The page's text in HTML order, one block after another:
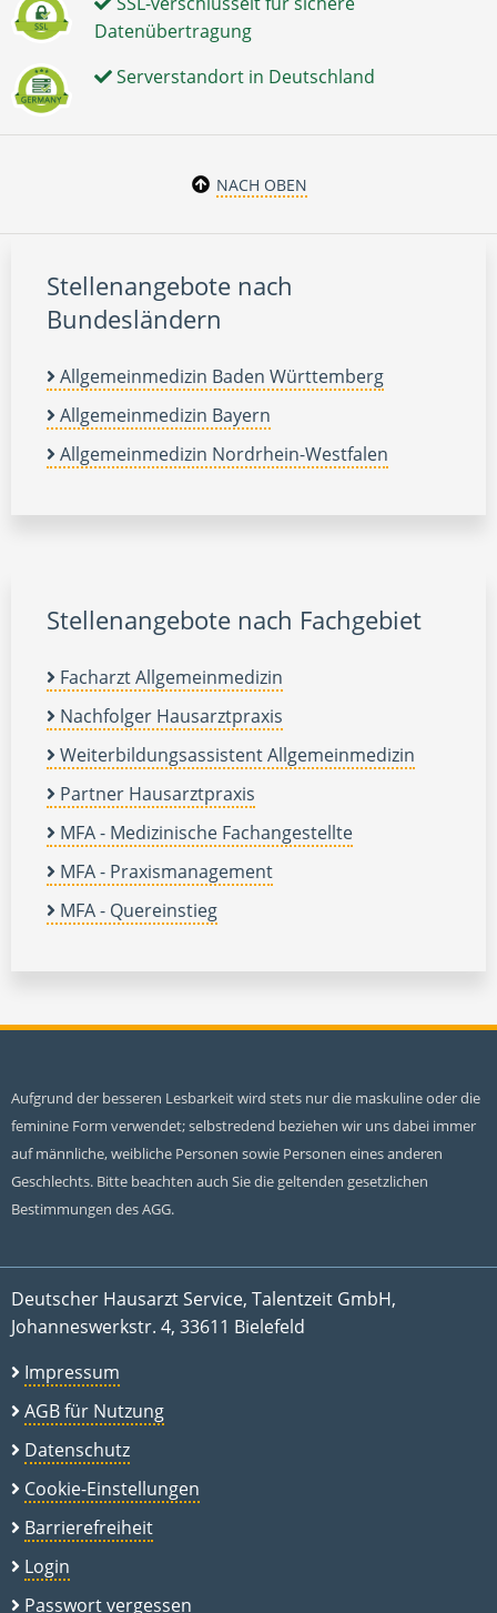
Datenübertragung
Serverstandort in Deutschland
NACH OBEN
Stellenangebote nach
Bundesländern
Allgemeinmedizin Baden Württemberg
Allgemeinmedizin Bayern
Allgemeinmedizin Nordrhein-Westfalen
Stellenangebote nach Fachgebiet
Facharzt Allgemeinmedizin
Nachfolger Hausarztpraxis
Weiterbildungsassistent Allgemeinmedizin
Partner Hausarztpraxis
MFA - Medizinische Fachangestellte
MFA - Praxismanagement
MFA - Quereinstieg
Aufgrund der besseren Lesbarkeit wird stets nur die maskuline oder die
feminine Form verwendet; selbstredend beziehen wir uns dabei immer
auf männliche, weibliche Personen sowie Personen eines anderen
Geschlechts. Bitte beachten auch Sie die geltenden gesetzlichen
Bestimmungen des AGG.
Deutscher Hausarzt Service, Talentzeit GmbH,
Johanneswerkstr. 4, 33611 Bielefeld
Impressum
AGB für Nutzung
Datenschutz
Cookie-Einstellungen
Barrierefreiheit
Login
Passwort vergessen